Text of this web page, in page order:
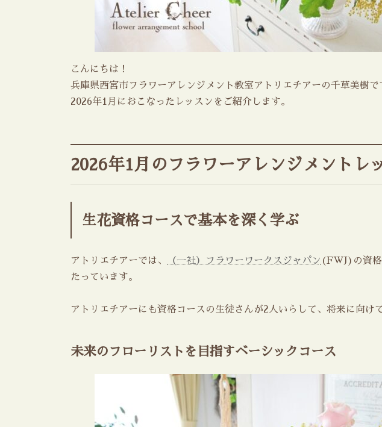
こんにちは！
兵庫県西宮市フラワーアレンジメント教室アトリエチアーの千草美樹で
2026年1月におこなったレッスンをご紹介します。
2026年1月のフラワーアレンジメントレ
生花資格コースで基本を深く学ぶ
アトリエチアーでは、 （一社）フラワーワークスジャパン (FWJ)の資格
たっています。
アトリエチアーにも資格コースの生徒さんが2人いらして、将来に向け
未来のフローリストを目指すベーシックコース